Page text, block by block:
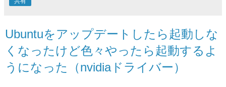
Ubuntuをアップデートしたら起動しな
くなったけど色々やったら起動するよ
うになった（nvidiaドライバー）